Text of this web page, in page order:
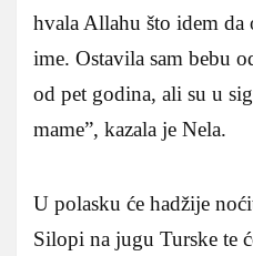
hvala Allahu što idem
ime. Ostavila sam bebu
od pet godina, ali su u
mame”, kazala je Nela.
U polasku će hadžije
Silopi na jugu Turske te